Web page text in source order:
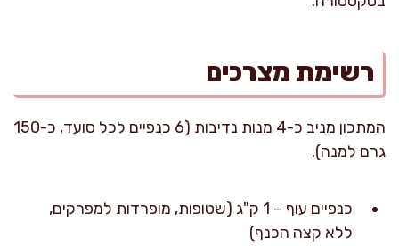
רשימת מצרכים
המתכון מניב כ-4 מנות נדיבות (6 כנפיים לכל סועד, כ-150
גרם למנה).
כנפיים עוף – 1 ק"ג (שטופות, מופרדות למפרקים,
ללא קצה הכנף)